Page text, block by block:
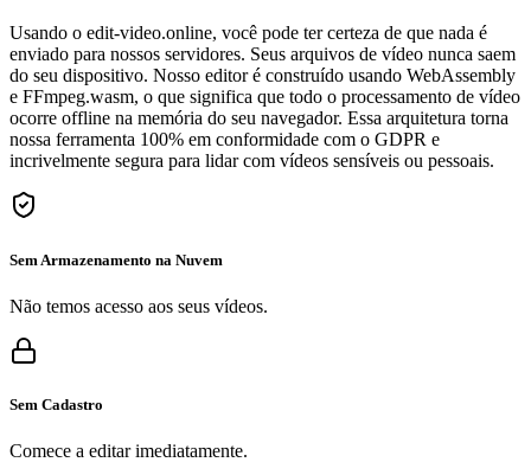
Usando o edit-video.online, você pode ter certeza de que nada é
enviado para nossos servidores. Seus arquivos de vídeo nunca saem
do seu dispositivo. Nosso editor é construído usando WebAssembly
e FFmpeg.wasm, o que significa que todo o processamento de vídeo
ocorre offline na memória do seu navegador. Essa arquitetura torna
nossa ferramenta 100% em conformidade com o GDPR e
incrivelmente segura para lidar com vídeos sensíveis ou pessoais.
Sem Armazenamento na Nuvem
Não temos acesso aos seus vídeos.
Sem Cadastro
Comece a editar imediatamente.